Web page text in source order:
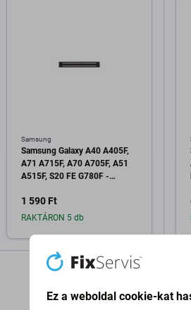
Hozzáadás a kosárhoz
Samsung
Samsung Galaxy A40 A405F,
A71 A715F, A70 A705F, A51
A515F, S20 FE G780F -
004285 Genuine Service Pack
1 590 Ft
RAKTÁRON 5 db
Ez a weboldal cookie-kat